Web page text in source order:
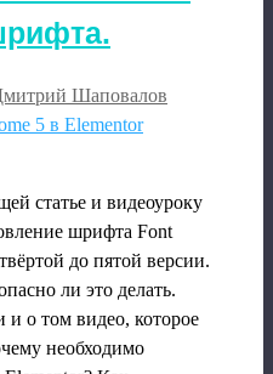
Шаповалов
статье и видеоуроку
шрифта Font
до пятой версии.
ли это делать.
и о том видео, которое
необходимо